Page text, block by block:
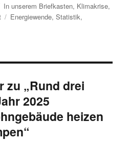
Kategorien
In unserem Briefkasten, Klimakrise,
Schlagwörter
Energiewende,Statistik,
zu „Rund drei
2025
heizen